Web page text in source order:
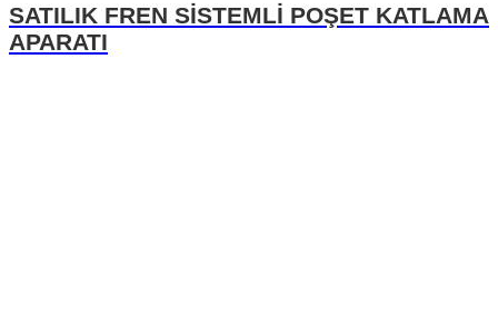
SATILIK FREN SİSTEMLİ POŞET KATLAMA
APARATI